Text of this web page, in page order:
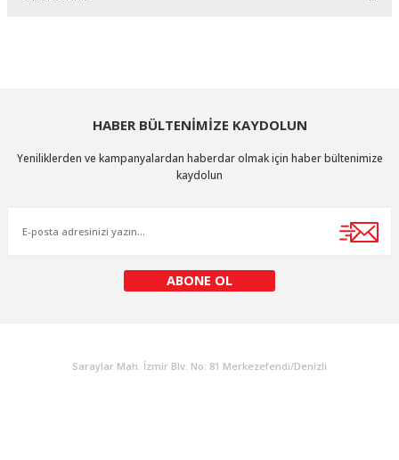
Ürün açıklamasında eksik bilgiler bulunuyor.
Gönder
HABER BÜLTENİMİZE KAYDOLUN
Yeniliklerden ve kampanyalardan haberdar olmak için haber bültenimize
kaydolun
ABONE OL
Saraylar Mah. İzmir Blv. No: 81 Merkezefendi/Denizli